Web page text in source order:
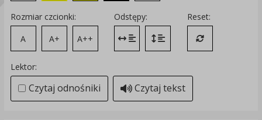
Rozmiar czcionki:
A
A+ A++
Odstępy:
Zmień odstęp między literami
Zmień interlinię i margines
Reset:
Przywróć
Lektor:
Czytaj odnośniki Czytaj tekst